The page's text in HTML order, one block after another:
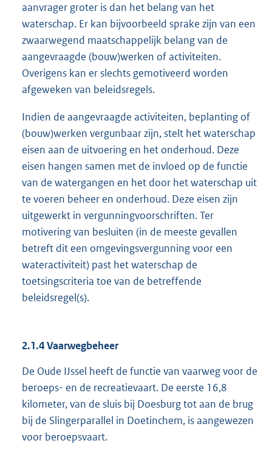
aanvrager groter is dan het belang van het
waterschap. Er kan bijvoorbeeld sprake zijn van een
zwaarwegend maatschappelijk belang van de
aangevraagde (bouw)werken of activiteiten.
Overigens kan er slechts gemotiveerd worden
afgeweken van beleidsregels.
Indien de aangevraagde activiteiten, beplanting of
(bouw)werken vergunbaar zijn, stelt het waterschap
eisen aan de uitvoering en het onderhoud. Deze
eisen hangen samen met de invloed op de functie
van de watergangen en het door het waterschap uit
te voeren beheer en onderhoud. Deze eisen zijn
uitgewerkt in vergunningvoorschriften. Ter
motivering van besluiten (in de meeste gevallen
betreft dit een omgevingsvergunning voor een
wateractiviteit) past het waterschap de
toetsingscriteria toe van de betreffende
beleidsregel(s).
2.1.4 Vaarwegbeheer
De Oude IJssel heeft de functie van vaarweg voor de
beroeps- en de recreatievaart. De eerste 16,8
kilometer, van de sluis bij Doesburg tot aan de brug
bij de Slingerparallel in Doetinchem, is aangewezen
voor beroepsvaart.